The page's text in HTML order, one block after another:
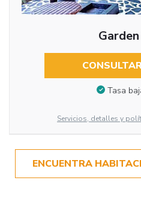
Tasa
Servicios, detalles y
ENCUENTRA